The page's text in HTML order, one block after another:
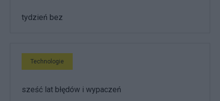
tydzień bez
Technologie
sześć lat błędów i wypaczeń